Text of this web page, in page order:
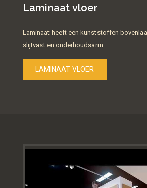
Laminaat vloer
Laminaat heeft een kunststoffen
slijtvast en onderhoudsarm.
LAMINAAT VLOER